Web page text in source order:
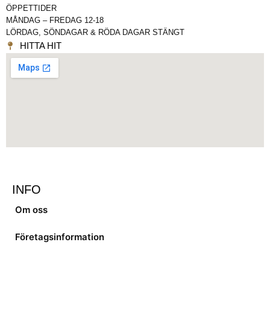
ÖPPETTIDER
MÅNDAG – FREDAG 12-18
LÖRDAG, SÖNDAGAR & RÖDA DAGAR STÄNGT
HITTA HIT
INFO
Om oss
Företagsinformation